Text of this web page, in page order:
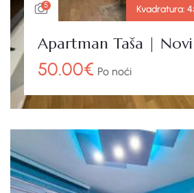
5 Kvadratura:
Apartman Taša | Novi
50.00€ Po noći